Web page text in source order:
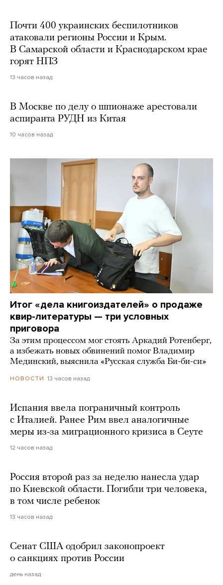
Почти 400 украинских беспилотников
атаковали регионы России и Крым.
В Самарской области и Краснодарском крае
горят НПЗ
13 часов назад
В Москве по делу о шпионаже арестовали
аспиранта РУДН из Китая
10 часов назад
Итог «дела книгоиздателей» о продаже
квир-литературы — три условных
приговора
За этим процессом мог стоять Аркадий Ротенберг,
а избежать новых обвинений помог Владимир
Мединский, выяснила «Русская служба Би-би-си»
НОВОСТИ 13 часов назад
Испания ввела пограничный контроль
с Италией. Ранее Рим ввел аналогичные
меры из-за миграционного кризиса в Сеуте
12 часов назад
Россия второй раз за неделю нанесла удар
по Киевской области. Погибли три человека,
в том числе ребенок
13 часов назад
Сенат США одобрил законопроект
о санкциях против России
день назад